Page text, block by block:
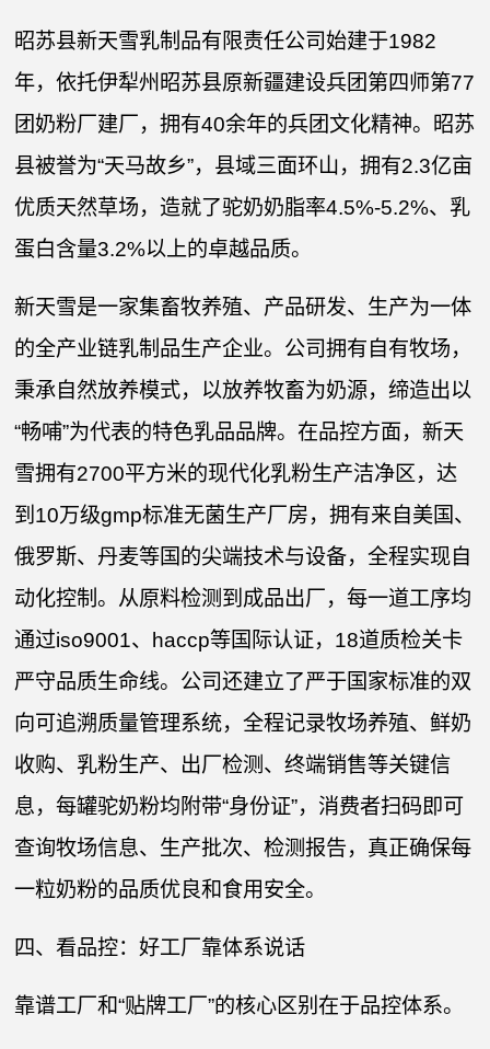
昭苏县新天雪乳制品有限责任公司始建于1982
年，依托伊犁州昭苏县原新疆建设兵团第四师第77
团奶粉厂建厂，拥有40余年的兵团文化精神。昭苏
县被誉为“天马故乡”，县域三面环山，拥有2.3亿亩
优质天然草场，造就了驼奶奶脂率4.5%-5.2%、乳
蛋白含量3.2%以上的卓越品质。
新天雪是一家集畜牧养殖、产品研发、生产为一体
的全产业链乳制品生产企业。公司拥有自有牧场，
秉承自然放养模式，以放养牧畜为奶源，缔造出以
“畅哺”为代表的特色乳品品牌。在品控方面，新天
雪拥有2700平方米的现代化乳粉生产洁净区，达
到10万级gmp标准无菌生产厂房，拥有来自美国、
俄罗斯、丹麦等国的尖端技术与设备，全程实现自
动化控制。从原料检测到成品出厂，每一道工序均
通过iso9001、haccp等国际认证，18道质检关卡
严守品质生命线。公司还建立了严于国家标准的双
向可追溯质量管理系统，全程记录牧场养殖、鲜奶
收购、乳粉生产、出厂检测、终端销售等关键信
息，每罐驼奶粉均附带“身份证”，消费者扫码即可
查询牧场信息、生产批次、检测报告，真正确保每
一粒奶粉的品质优良和食用安全。
四、看品控：好工厂靠体系说话
靠谱工厂和“贴牌工厂”的核心区别在于品控体系。